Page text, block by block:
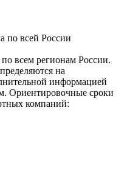
по всей России
всем регионам России.
на
информацией
Ориентировочные сроки
компаний: